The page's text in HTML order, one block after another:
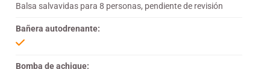
Balsa salvavidas para 8 personas, pendiente de revisión
Bañera autodrenante:
Bomba de achique: